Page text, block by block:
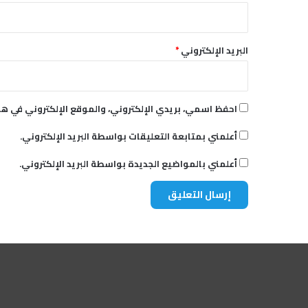
البريد الإلكتروني*
احفظ اسمي، بريدي الإلكتروني، والموقع الإلكتروني
أعلمني بمتابعة التعليقات بواسطة البريد الإلكتروني.
أعلمني بالمواضيع الجديدة بواسطة البريد الإلكتروني.